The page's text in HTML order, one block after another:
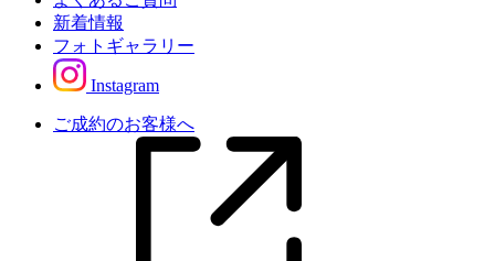
新着情報
フォトギャラリー
Instagram
ご成約のお客様へ